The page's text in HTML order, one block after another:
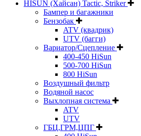
HISUN (Хайсан) Tactic, Striker
Бампер и багажники
Бензобак
ATV (квадрик)
UTV (багги)
Вариатор/Сцепление
400-450 HiSun
500-700 HiSun
800 HiSun
Воздушный фильтр
Водяной насос
Выхлопная система
ATV
UTV
ГБЦ,ГРМ,ЦПГ